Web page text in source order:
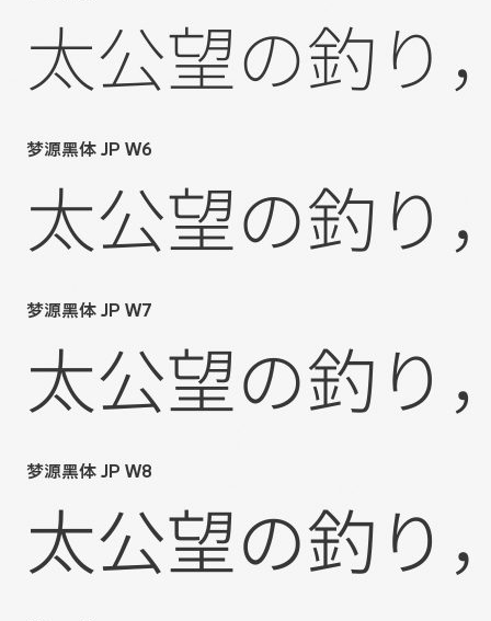
太公望の釣り
梦源黑体 JP W6
太公望の釣り
梦源黑体 JP W7
太公望の釣り
梦源黑体 JP W8
太公望の釣り